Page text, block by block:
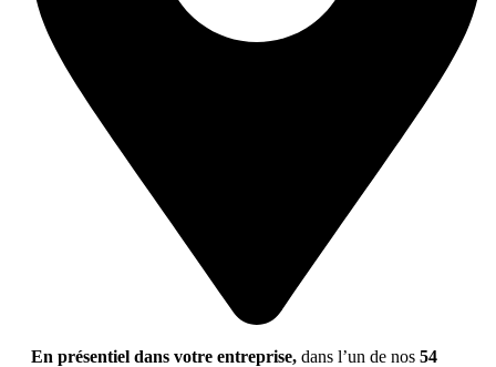
En présentiel dans votre entreprise, dans l’un de nos 54